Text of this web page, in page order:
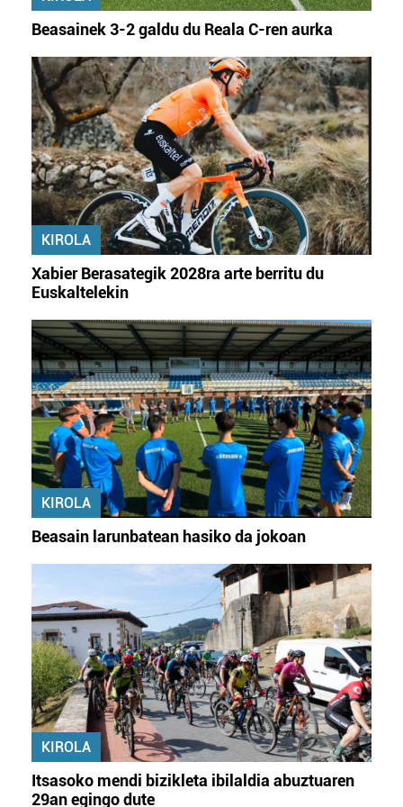
Beasainek 3-2 galdu du Reala C-ren aurka
KIROLA
Xabier Berasategik 2028ra arte berritu du
Euskaltelekin
KIROLA
Beasain larunbatean hasiko da jokoan
KIROLA
Itsasoko mendi bizikleta ibilaldia abuztuaren
29an egingo dute